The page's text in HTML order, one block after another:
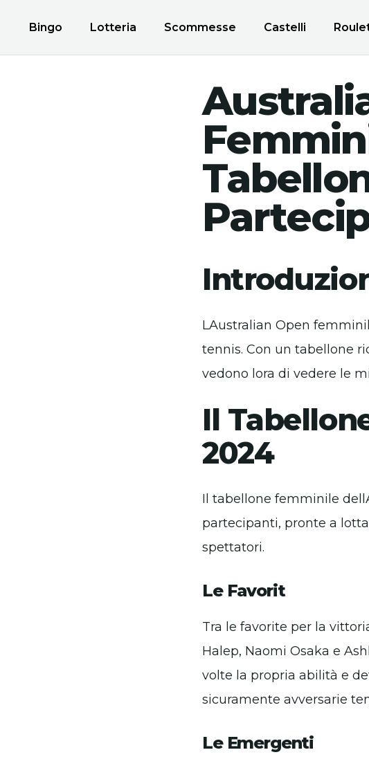
Bingo Lotteria Scommesse Castelli
LAustralian Open
tennis. Con un tabellone
vedono lora di vedere le
Il
2024
Il tabellone femminile
partecipanti, pronte a
spettatori.
Le Favorit
Tra le favorite per la
Halep, Naomi Osaka e
volte la propria abilità e
sicuramente avversarie
Le Emergenti